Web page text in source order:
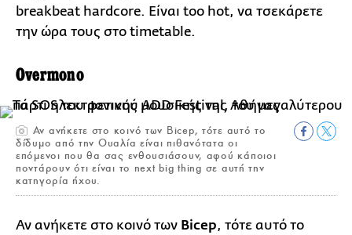
breakbeat hardcore. Είναι too hot, να τσεκάρετε
την ώρα τους στο timetable.
Overmono
Αν ανήκετε στο κοινό των Bicep, τότε αυτό το
δίδυμο από την Ουαλία είναι πιθανότατα οι
επόμενοι που θα σας ενθουσιάσουν, αφού κάποιοι
ποντάρουν ότι είναι το next big thing σε αυτή την
κατηγορία ήχου.
Αν ανήκετε στο κοινό των Bicep, τότε αυτό το